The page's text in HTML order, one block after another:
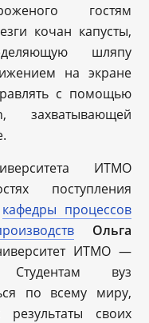
гостям
кочан капусты,
шляпу
на экране
с помощью
захватывающей
ИТМО
поступления
кафедры процессов
Ольга
ИТМО —
вуз
по всему миру,
своих